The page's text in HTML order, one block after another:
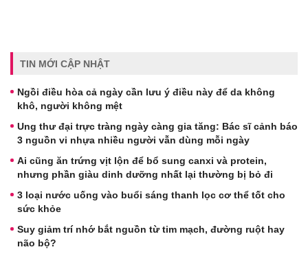
TIN MỚI CẬP NHẬT
Ngồi điều hòa cả ngày cần lưu ý điều này để da không
khô, người không mệt
Ung thư đại trực tràng ngày càng gia tăng: Bác sĩ cảnh báo
3 nguồn vi nhựa nhiều người vẫn dùng mỗi ngày
Ai cũng ăn trứng vịt lộn để bổ sung canxi và protein,
nhưng phần giàu dinh dưỡng nhất lại thường bị bỏ đi
3 loại nước uống vào buổi sáng thanh lọc cơ thể tốt cho
sức khỏe
Suy giảm trí nhớ bắt nguồn từ tim mạch, đường ruột hay
não bộ?